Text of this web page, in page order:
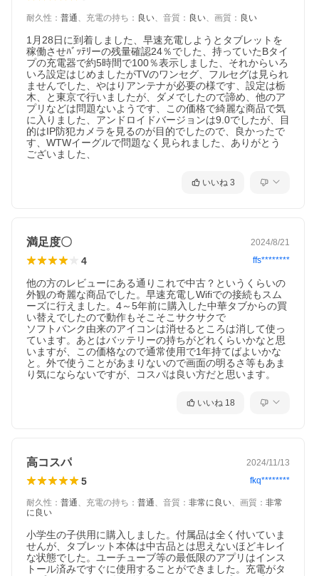
耐久性 ： 普通、 充電の持ち ： 良い、 音質 ： 良い、 画質 ： 良い
1月28日に到着しました、早速充電しようとタブレットを
稼働させﾊﾞｯﾃﾘーの残量確認24％でした、持っていたBタイ
プの充電器で約5時間で100％表示しました、それからいろ
いろ設定はじめましたがTVのワンセグ、フルセグは見られ
ませんでした、やはりアンテナが必要の様です、設定は栃
木、と東京で行いましたが、ダメでしたので諦め、他のア
プリなどは問題ないようです、この価格で綺麗な商品で気
に入りました、アンドロイドバージョンは9.0でしたが、目
的はIP防犯カメラを見るのが目的でしたので、良かったで
す、WTWイーグルで問題なく見られました、ありがとう
ございました、
いいね 3
満足度〇 2024/8/21
4 ffs********
他の方のレビューにある通りこれで中古？というくらいの
外観の奇麗な商品でした。早速充電しWifiでの接続もスム
ーズに行えました。4～5年前に購入した中華タブからの買
い替えでしたので動作もそこそこサクサクで
ソフトバンク由来のアイコンは消せるところは消して使っ
ています。あとはバッテリーの持ちがどれくらいかなと思
いますが、この価格なので通常使用で1年持てばよいかな
と。外で使うことがあまりないので画面の明るさ等もあま
いいね 18
高コスパ 2024/11/13
5 fkq********
耐久性 ： 普通、 充電の持ち ： 普通、 音質 ： 非常に良い、 画質 ： 非常
に良い
小学生の子供用に購入しました。付属品は全く付いていま
せんが、タブレット本体は中古品とは思えないほどキレイ
な状態でした。ユーチューブ等の最低限のアプリはインス
トール済みですぐに使用することができました。充電がタ